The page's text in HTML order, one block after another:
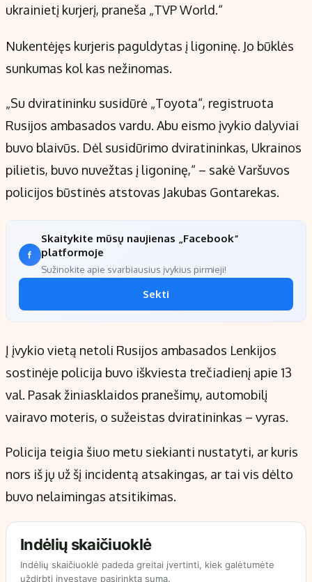
Indėlių palūkanos
ukrainietį kurjerį, praneša „TVP World.“
Nukentėjęs kurjeris paguldytas į ligoninę. Jo būklės
sunkumas kol kas nežinomas.
„Su dviratininku susidūrė „Toyota“, registruota
Rusijos ambasados vardu. Abu eismo įvykio dalyviai
buvo blaivūs. Dėl susidūrimo dviratininkas, Ukrainos
pilietis, buvo nuvežtas į ligoninę,“ – sakė Varšuvos
policijos būstinės atstovas Jakubas Gontarekas.
Skaitykite mūsų naujienas „Facebook“
platformoje
Sužinokite apie svarbiausius įvykius pirmieji!
Sekti
Į įvykio vietą netoli Rusijos ambasados Lenkijos
sostinėje policija buvo iškviesta trečiadienį apie 13
val. Pasak žiniasklaidos pranešimų, automobilį
vairavo moteris, o sužeistas dviratininkas – vyras.
Policija teigia šiuo metu siekianti nustatyti, ar kuris
nors iš jų už šį incidentą atsakingas, ar tai vis dėlto
buvo nelaimingas atsitikimas.